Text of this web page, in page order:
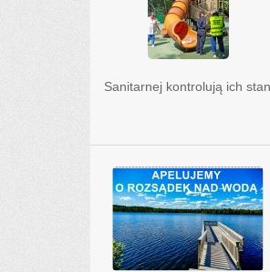
Sanitarnej kontrolują ich